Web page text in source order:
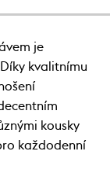
je
kvalitnímu
kousky
každodenní